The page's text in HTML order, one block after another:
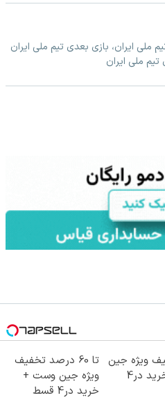
ملی ایران، بازی بعدی تیم ملی ایران
ملی ایران
ویژه جین
وست + خرید در4
تا 60 درصد تخفیف
ویژه جین وست +
خرید در4 قسط